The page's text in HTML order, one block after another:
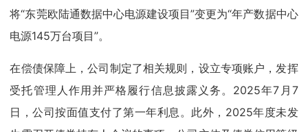
将“东莞欧陆通数据中心电源建设项目”变更为“年产数据中心
电源145万台项目”。
在偿债保障上，公司制定了相关规则，设立专项账户，发挥
受托管理人作用并严格履行信息披露义务。2025年7月7
日，公司按面值支付了第一年利息。此外，2025年度未发